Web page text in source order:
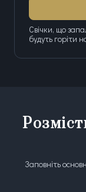
Свічки, що
будуть горіти
Заповніть